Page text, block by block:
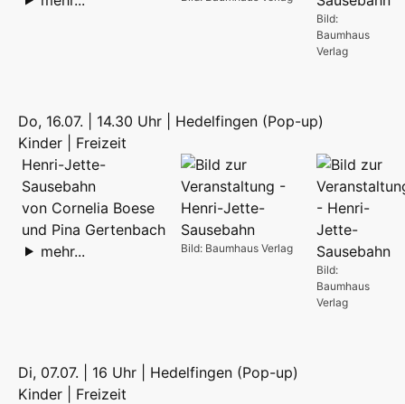
Bild:
Baumhaus
Verlag
Do, 16.07. | 14.30 Uhr | Hedelfingen (Pop-up)
Kinder | Freizeit
Bild:
Baumhaus
Verlag
Bild: Baumhaus Verlag
Henri-Jette-
Sausebahn
von Cornelia Boese
und Pina Gertenbach
mehr...
Di, 07.07. | 16 Uhr | Hedelfingen (Pop-up)
Kinder | Freizeit